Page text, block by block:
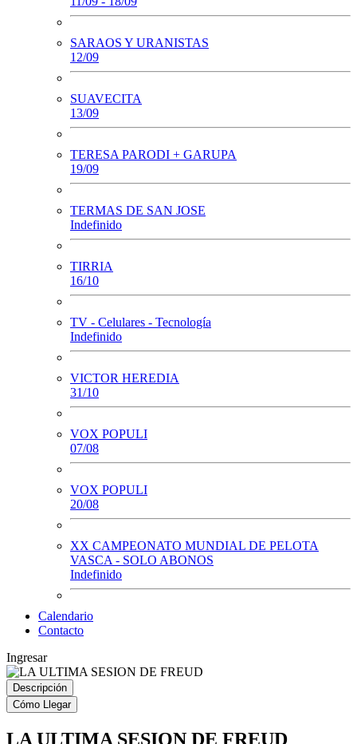
SARAOS Y URANISTAS
12/09
SUAVECITA
13/09
TERESA PARODI + GARUPA
19/09
TERMAS DE SAN JOSE
Indefinido
TIRRIA
16/10
TV - Celulares - Tecnología
Indefinido
VICTOR HEREDIA
31/10
VOX POPULI
07/08
VOX POPULI
20/08
XX CAMPEONATO MUNDIAL DE PELOTA
VASCA - SOLO ABONOS
Indefinido
Calendario
Contacto
Ingresar
Descripción
Cómo Llegar
LA ULTIMA SESION DE FREUD